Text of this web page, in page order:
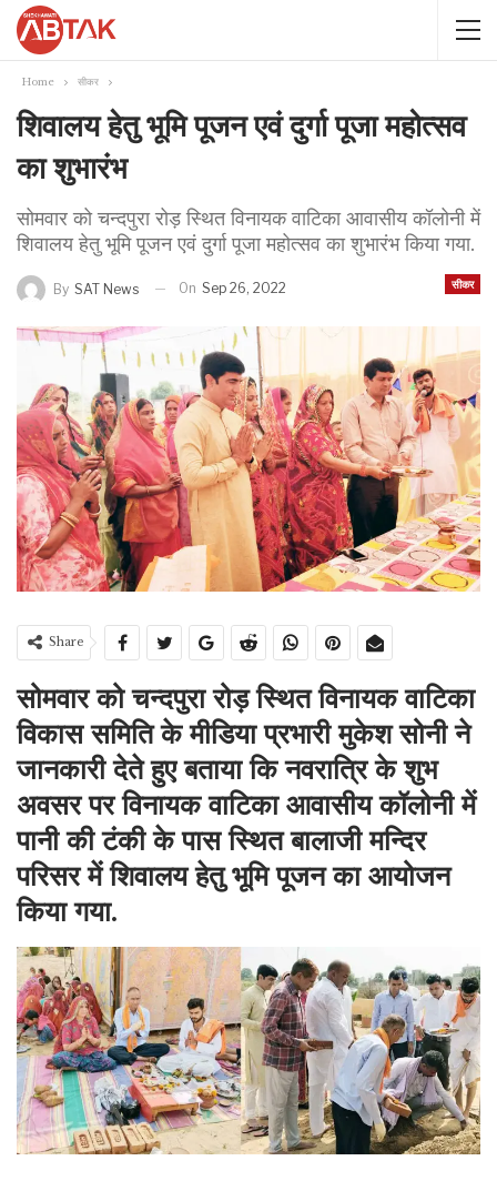
Home सीकर
शिवालय हेतु भूमि पूजन एवं दुर्गा पूजा महोत्सव
का शुभारंभ
सोमवार को चन्दपुरा रोड़ स्थित विनायक वाटिका आवासीय कॉलोनी में
शिवालय हेतु भूमि पूजन एवं दुर्गा पूजा महोत्सव का शुभारंभ किया गया.
सीकर
By SAT News On Sep 26, 2022
Share
सोमवार को चन्दपुरा रोड़ स्थितविनायक वाटिका
विकास समिति के मीडिया प्रभारी मुकेश सोनी ने
जानकारी देते हुए बताया कि नवरात्रि के शुभ
अवसर पर विनायक वाटिका आवासीय कॉलोनी में
पानी की टंकी के पास स्थित बालाजी मन्दिर
परिसर में शिवालय हेतु भूमि पूजन का आयोजन
किया गया.